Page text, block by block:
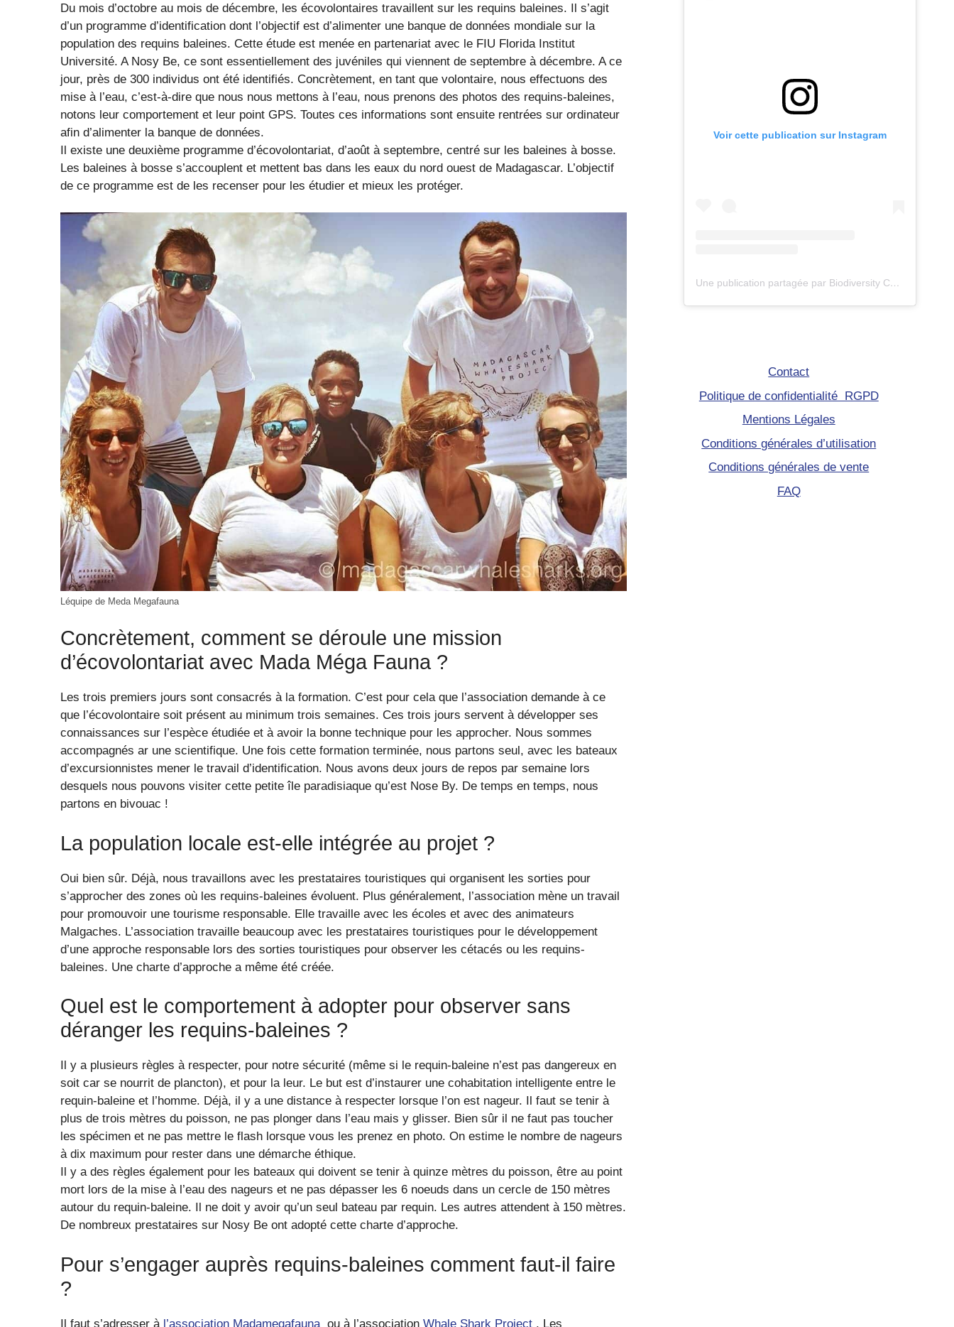
Du mois d’octobre au mois de décembre, les écovolontaires travaillent sur les requins baleines. Il s’agit
d’un programme d’identification dont l’objectif est d’alimenter une banque de données mondiale sur la
population des requins baleines. Cette étude est menée en partenariat avec le FIU Florida Institut
Université. A Nosy Be, ce sont essentiellement des juvéniles qui viennent de septembre à décembre. A ce
jour, près de 300 individus ont été identifiés. Concrètement, en tant que volontaire, nous effectuons des
mise à l’eau, c’est-à-dire que nous nous mettons à l’eau, nous prenons des photos des requins-baleines,
notons leur comportement et leur point GPS. Toutes ces informations sont ensuite rentrées sur ordinateur
afin d’alimenter la banque de données.
Il existe une deuxième programme d’écovolontariat, d’août à septembre, centré sur les baleines à bosse.
Les baleines à bosse s’accouplent et mettent bas dans les eaux du nord ouest de Madagascar. L’objectif
de ce programme est de les recenser pour les étudier et mieux les protéger.
Léquipe de Meda Megafauna
Concrètement, comment se déroule une mission
d’écovolontariat avec Mada Méga Fauna ?
Les trois premiers jours sont consacrés à la formation. C’est pour cela que l’association demande à ce
que l’écovolontaire soit présent au minimum trois semaines. Ces trois jours servent à développer ses
connaissances sur l’espèce étudiée et à avoir la bonne technique pour les approcher. Nous sommes
accompagnés ar une scientifique. Une fois cette formation terminée, nous partons seul, avec les bateaux
d’excursionnistes mener le travail d’identification. Nous avons deux jours de repos par semaine lors
desquels nous pouvons visiter cette petite île paradisiaque qu’est Nose By. De temps en temps, nous
partons en bivouac !
La population locale est-elle intégrée au projet ?
Oui bien sûr. Déjà, nous travaillons avec les prestataires touristiques qui organisent les sorties pour
s’approcher des zones où les requins-baleines évoluent. Plus généralement, l’association mène un travail
pour promouvoir une tourisme responsable. Elle travaille avec les écoles et avec des animateurs
Malgaches. L’association travaille beaucoup avec les prestataires touristiques pour le développement
d’une approche responsable lors des sorties touristiques pour observer les cétacés ou les requins-
baleines. Une charte d’approche a même été créée.
Quel est le comportement à adopter pour observer sans
déranger les requins-baleines ?
Il y a plusieurs règles à respecter, pour notre sécurité (même si le requin-baleine n’est pas dangereux en
soit car se nourrit de plancton), et pour la leur. Le but est d’instaurer une cohabitation intelligente entre le
requin-baleine et l’homme. Déjà, il y a une distance à respecter lorsque l’on est nageur. Il faut se tenir à
plus de trois mètres du poisson, ne pas plonger dans l’eau mais y glisser. Bien sûr il ne faut pas toucher
les spécimen et ne pas mettre le flash lorsque vous les prenez en photo. On estime le nombre de nageurs
à dix maximum pour rester dans une démarche éthique.
Il y a des règles également pour les bateaux qui doivent se tenir à quinze mètres du poisson, être au point
mort lors de la mise à l’eau des nageurs et ne pas dépasser les 6 noeuds dans un cercle de 150 mètres
autour du requin-baleine. Il ne doit y avoir qu’un seul bateau par requin. Les autres attendent à 150 mètres.
De nombreux prestataires sur Nosy Be ont adopté cette charte d’approche.
Pour s’engager auprès requins-baleines comment faut-il faire
?
Il faut s’adresser à l’association Madamegafauna ou à l’association Whale Shark Project. Les
Voir cette publication sur Instagram
Une publication partagée par Biodiversity Care (@eco.volontaire)
Contact
Politique de confidentialité RGPD
Mentions Légales
Conditions générales d’utilisation
Conditions générales de vente
FAQ